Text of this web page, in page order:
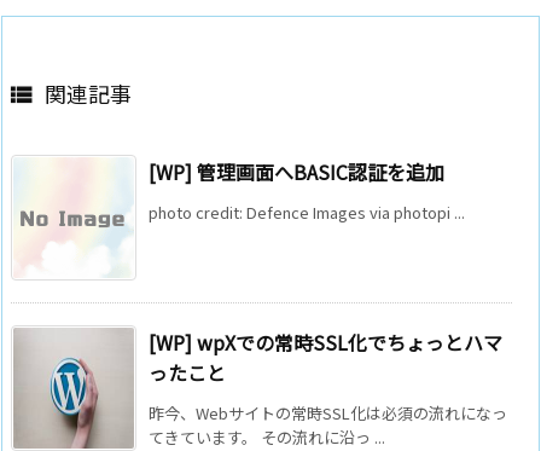
 関連記事
[WP] 管理画面へBASIC認証を追加
photo credit: Defence Images via photopi ...
[WP] wpXでの常時SSL化でちょっとハマ
ったこと
昨今、Webサイトの常時SSL化は必須の流れになっ
てきています。 その流れに沿っ ...